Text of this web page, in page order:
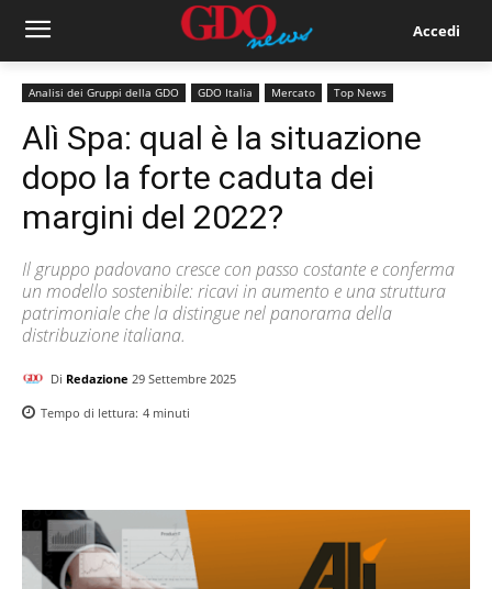
Accedi
Analisi dei Gruppi della GDO GDO Italia Mercato Top News
Alì Spa: qual è la situazione
dopo la forte caduta dei
margini del 2022?
Il gruppo padovano cresce con passo costante e conferma
un modello sostenibile: ricavi in aumento e una struttura
patrimoniale che la distingue nel panorama della
distribuzione italiana.
Di Redazione 29 Settembre 2025
Tempo di lettura: 4 minuti